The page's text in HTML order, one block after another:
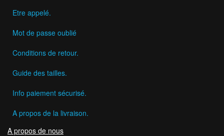
Etre appelé.
Mot de passe oublié
Conditions de retour.
Guide des tailles.
Info paiement sécurisé.
A propos de la livraison.
A propos de nous